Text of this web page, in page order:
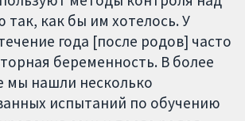
как бы им хотелось. У
года [после родов] часто
беременность. В более
мы нашли несколько
испытаний по обучению